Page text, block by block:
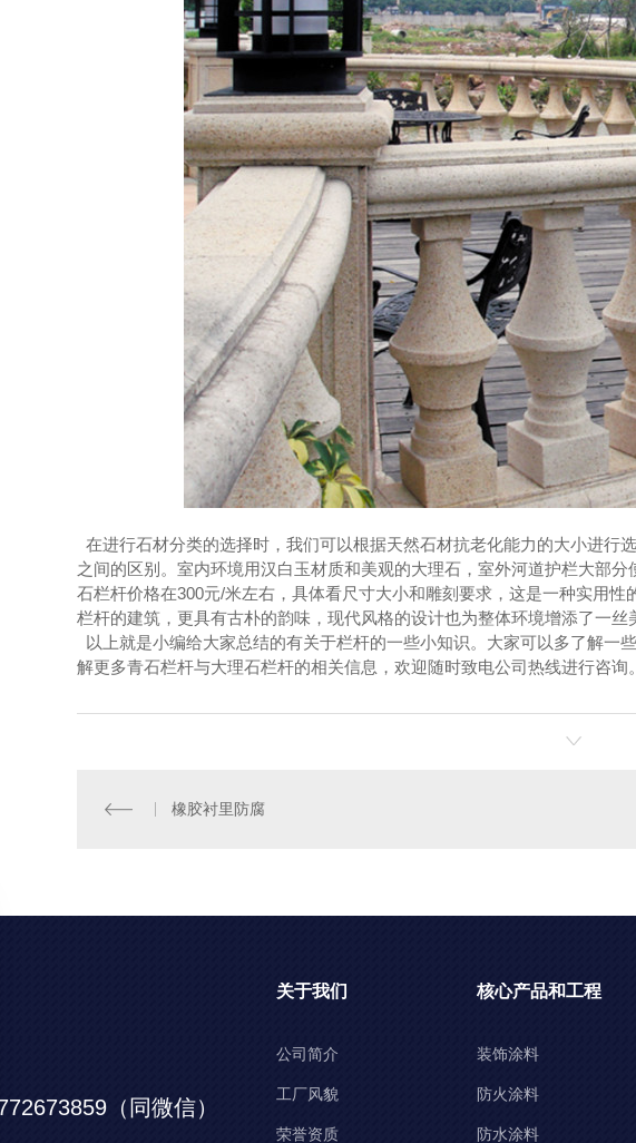
在进行石材分类的选择时，我们可以根据天然石材抗老化能力的大小进行
之间的区别。室内环境用汉白玉材质和美观的大理石，室外河道护栏大部
石栏杆价格在300元/米左右，具体看尺寸大小和雕刻要求，这是一种实用
栏杆的建筑，更具有古朴的韵味，现代风格的设计也为整体环境增添了一丝
以上就是小编给大家总结的有关于栏杆的一些小知识。大家可以多了解一
解更多青石栏杆与大理石栏杆的相关信息，欢迎随时致电公司热线进行咨询。
橡胶衬里防腐
（同微信）
关于我们
公司简介
工厂风貌
荣誉资质
核心产品和工程
装饰涂料
防火涂料
防水涂料